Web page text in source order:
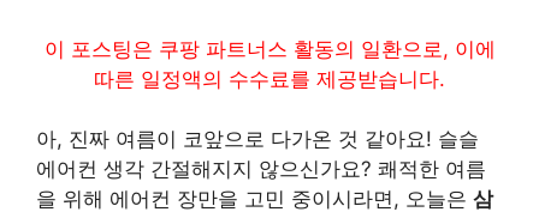
이 포스팅은 쿠팡 파트너스 활동의 일환으로, 이에
따른 일정액의 수수료를 제공받습니다.
아, 진짜 여름이 코앞으로 다가온 것 같아요! 슬슬
에어컨 생각 간절해지지 않으신가요? 쾌적한 여름
을 위해 에어컨 장만을 고민 중이시라면, 오늘은 삼